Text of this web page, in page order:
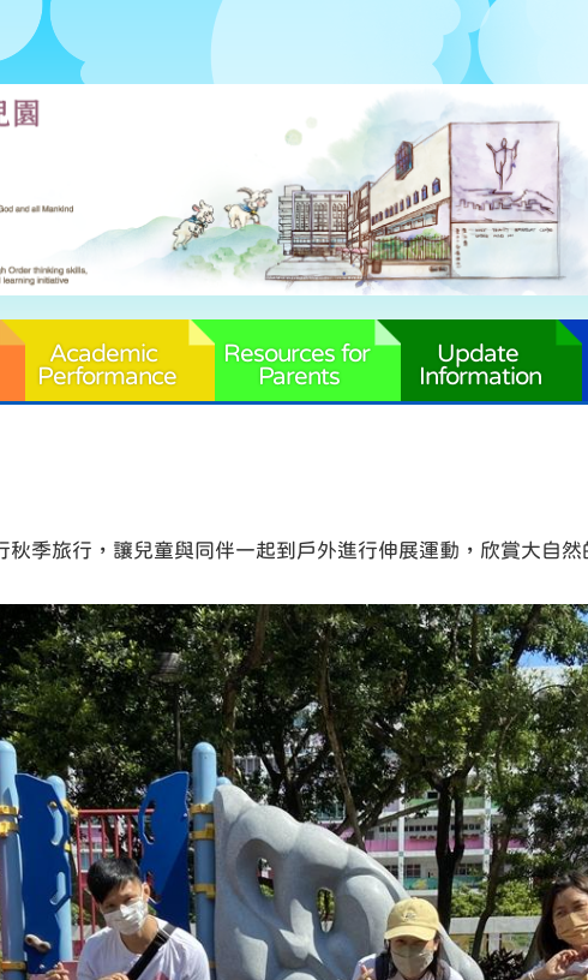
Academic
Performance
Resources for
Parents
Update
Information
季旅行，讓兒童與同伴一起到戶外進行伸展運動，欣賞大自然